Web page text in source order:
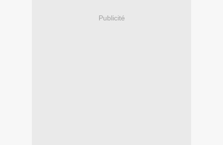
Publicité